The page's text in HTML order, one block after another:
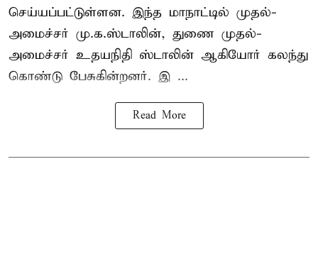
செய்யப்பட்டுள்ளன. இந்த மாநாட்டில் முதல்-
அமைச்சர் மு.க.ஸ்டாலின், துணை முதல்-
அமைச்சர் உதயநிதி ஸ்டாலின் ஆகியோர் கலந்து
கொண்டு பேசுகின்றனர். இ ...
Read More